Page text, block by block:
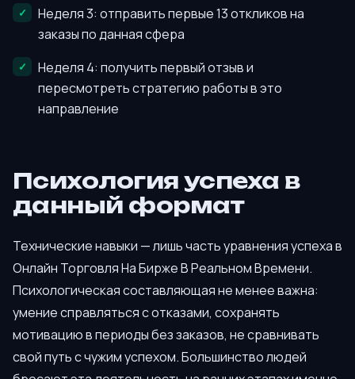
Неделя 3: отправить первые 13 откликов на
заказы по данная сфера
Неделя 4: получить первый отзыв и
пересмотреть стратегию работы в это
направление
Психология успеха в
данный формат
Технические навыки — лишь часть уравнения успеха в
Онлайн Торговля На Бирже В Реальном Времени.
Психологическая составляющая не менее важна:
умение справляться с отказами, сохранять
мотивацию в периоды без заказов, не сравнивать
свой путь с чужим успехом. Большинство людей